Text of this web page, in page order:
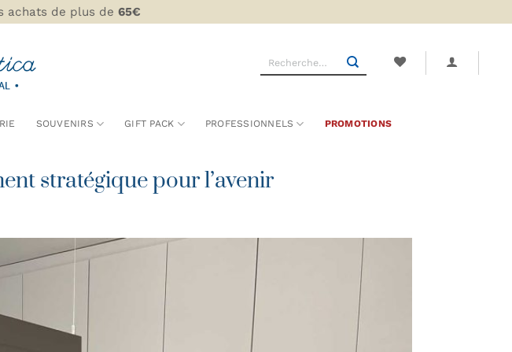
achats de plus de 65€
Recherche
SOUVENIRS GIFT PACK PROFESSIONNELS PROMOTIONS
stratégique pour l’avenir